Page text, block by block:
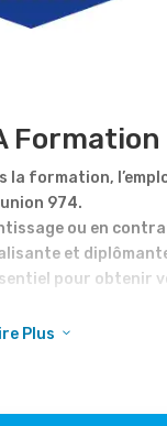
formation,
974.
ou en
et
pour
répondre à
Plus 3